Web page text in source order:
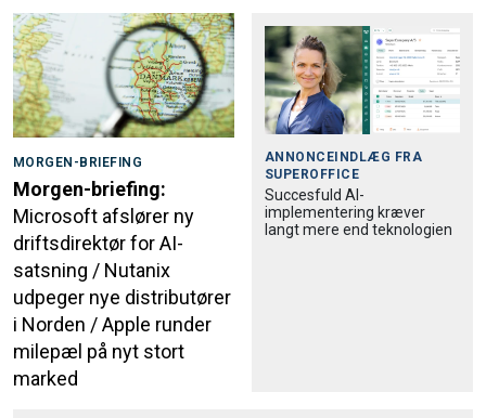
MORGEN-BRIEFING
Morgen-briefing:
Microsoft afslører ny
driftsdirektør for AI-
satsning / Nutanix
udpeger nye distributører
i Norden / Apple runder
milepæl på nyt stort
marked
ANNONCEINDLÆG FRA
SUPEROFFICE
Succesfuld AI-
implementering kræver
langt mere end teknologien